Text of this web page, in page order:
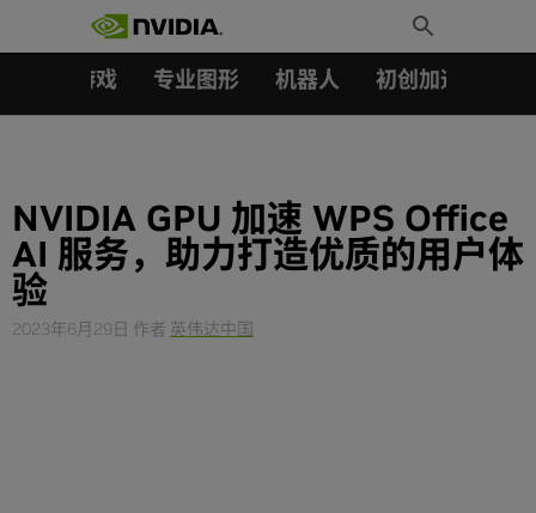
Toggle
Search
游戏 专业图形 机器人 初创加速会员成
NVIDIA GPU 加速 WPS Office
AI 服务，助力打造优质的用户体
验
2023年6月29日 作者 英伟达中国